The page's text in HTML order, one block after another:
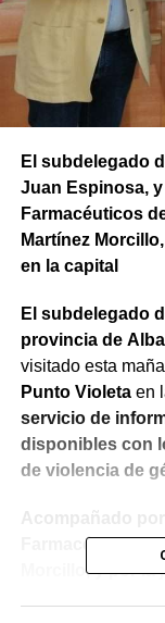
El subdelegado
Juan Espinosa,
Farmacéuticos
Martínez
en la capital
El subdelegado
provincia de
visitado esta
Punto Violetaen
servicio de
disponibles con
de violencia de
Farmacéuticos
Morcillo, y por la